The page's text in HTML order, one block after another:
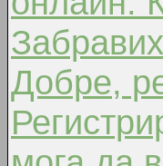
Добре,